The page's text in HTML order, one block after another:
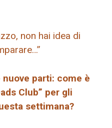
non hai idea di
parti: come è
Club” per gli
settimana?